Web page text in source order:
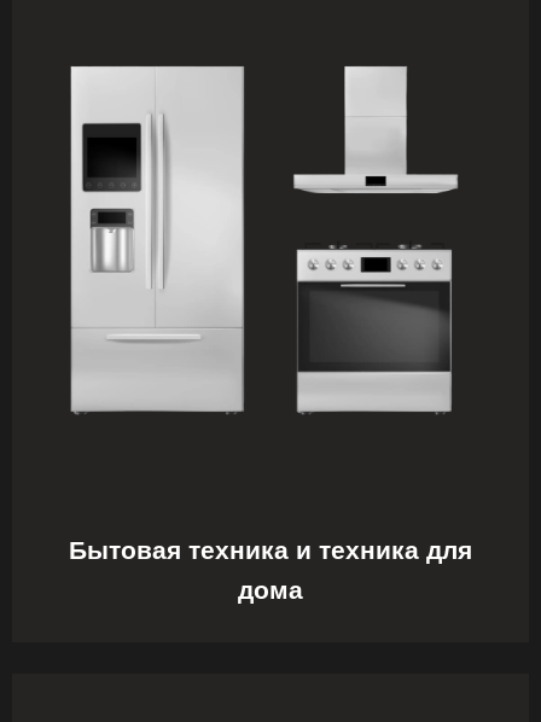
Бытовая техника и техника для
дома